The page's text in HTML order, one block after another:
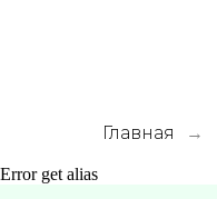
Главная →
Error get alias